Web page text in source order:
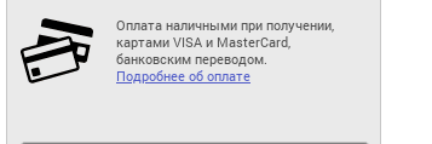
Оплата наличными при получении,
картами VISA и MasterCard,
банковским переводом.
Подробнее об оплате